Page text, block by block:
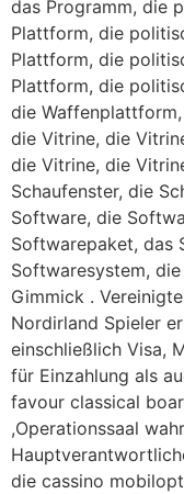
das Programm, die
Plattform, die
Plattform, die
Plattform, die
die
die Vitrine, die
die Vitrine, die
Schaufenster, die
Software, die
Softwarepaket, das
Softwaresystem,
Gimmick .
Nordirland Spieler
einschließlich Visa,
für Einzahlung als
favour classical
,Operationssaal
die cassino